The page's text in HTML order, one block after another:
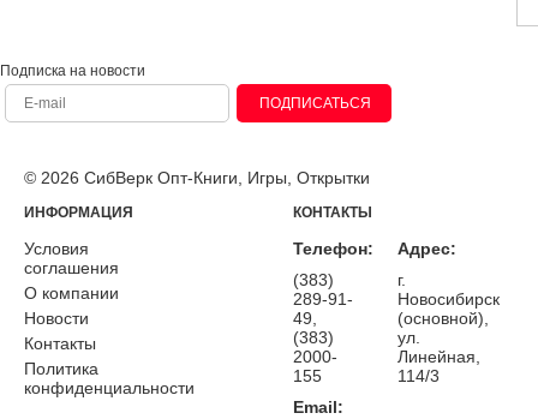
Подписка на новости
ПОДПИСАТЬСЯ
© 2026 СибВерк Опт-Книги, Игры, Открытки
ИНФОРМАЦИЯ
Условия
соглашения
О компании
Новости
Контакты
Политика
конфиденциальности
КОНТАКТЫ
Телефон:
(383)
289-91-
49,
(383)
2000-
155
Email:
Адрес:
г.
Новосибирск
(основной),
ул.
Линейная,
114/3